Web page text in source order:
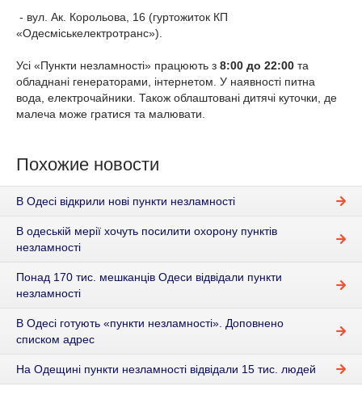
- вул. Ак. Корольова, 16 (гуртожиток КП
«Одесміськелектротранс»).
Усі «Пункти незламності» працюють з 8:00 до 22:00 та
обладнані генераторами, інтернетом. У наявності питна
вода, електрочайники. Також облаштовані дитячі куточки, де
малеча може гратися та малювати.
Похожие новости
В Одесі відкрили нові пункти незламності
В одеській мерії хочуть посилити охорону пунктів
незламності
Понад 170 тис. мешканців Одеси відвідали пункти
незламності
В Одесі готують «пункти незламності». Доповнено
списком адрес
На Одещині пункти незламності відвідали 15 тис. людей